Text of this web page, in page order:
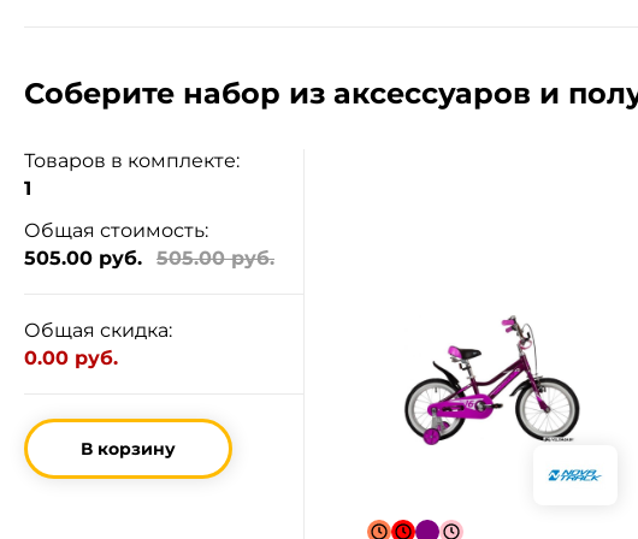
Соберите набор из аксессуаров и
Товаров в комплекте:
1
Общая стоимость:
505.00 руб.
505.00 руб.
Общая скидка:
0.00 руб.
В корзину